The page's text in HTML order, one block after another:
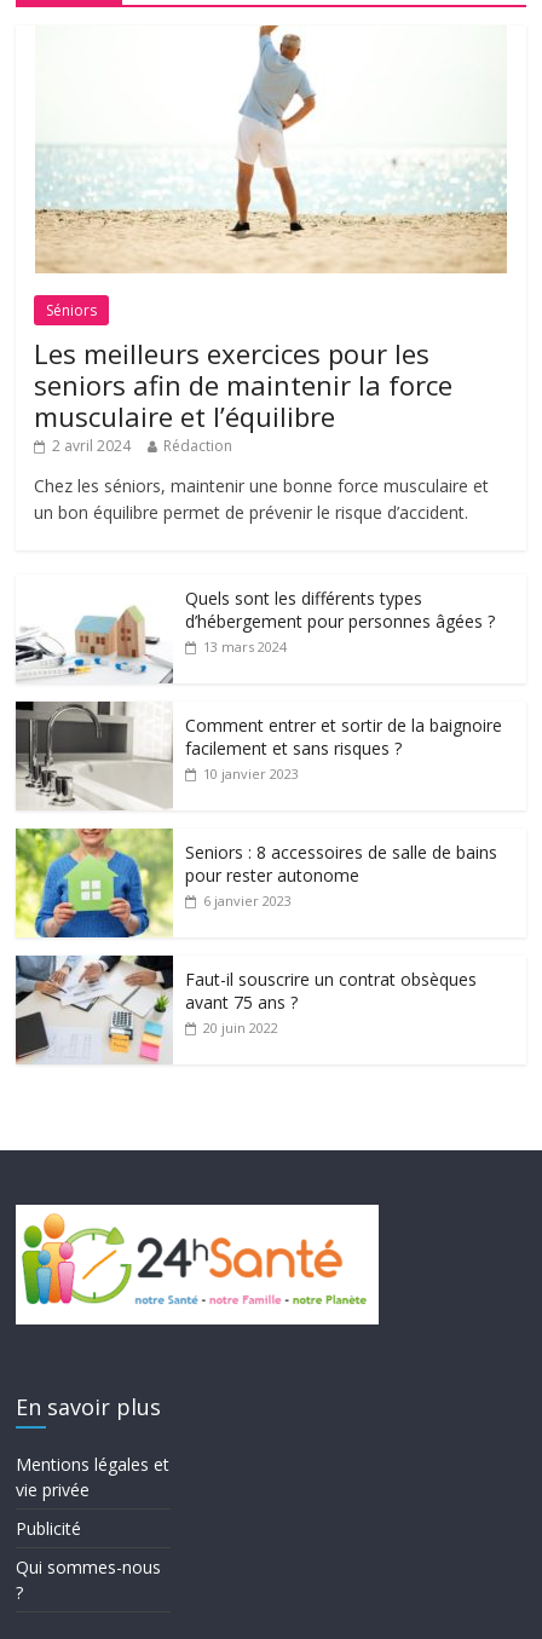
Séniors
Les meilleurs exercices pour les
seniors afin de maintenir la force
musculaire et l’équilibre
2 avril 2024 Rédaction
Chez les séniors, maintenir une bonne force musculaire et
un bon équilibre permet de prévenir le risque d’accident.
Quels sont les différents types
d’hébergement pour personnes âgées ?
13 mars 2024
Comment entrer et sortir de la baignoire
facilement et sans risques ?
10 janvier 2023
Seniors : 8 accessoires de salle de bains
pour rester autonome
6 janvier 2023
Faut-il souscrire un contrat obsèques
avant 75 ans ?
20 juin 2022
En savoir plus
Mentions légales et
vie privée
Publicité
Qui sommes-nous
?